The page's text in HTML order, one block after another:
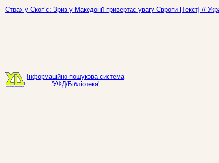
Страх у Скоп‘є: Зрив у Македонії привертає увагу Європи [Текст]
Інформаційно-пошукова система
'УФД/Бібліотека'